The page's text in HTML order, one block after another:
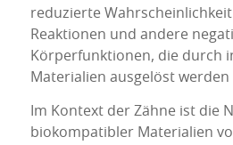
reduzierte
Reaktionen und andere
Körperfunktionen, die durch
Materialien ausgelöst
Im Kontext der Zähne ist die
biokompatibler Materialien